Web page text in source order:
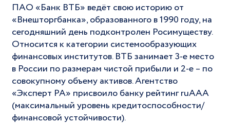
ПАО «Банк ВТБ» ведёт свою историю от
«Внешторгбанка», образованного в 1990 году, на
сегодняшний день подконтролен Росимуществу.
Относится к категории системообразующих
финансовых институтов. ВТБ занимает 3-е место
в России по размерам чистой прибыли и 2-е – по
совокупному объему активов. Агентство
«Эксперт РА» присвоило банку рейтинг ruAAA
(максимальный уровень кредитоспособности/
финансовой устойчивости).